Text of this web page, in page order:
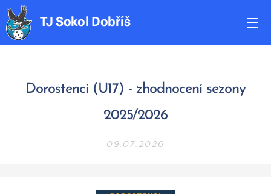
TJSokol Dobříš
Dorostenci (U17) - zhodnocení sezony
2025/2026
09.07.2026